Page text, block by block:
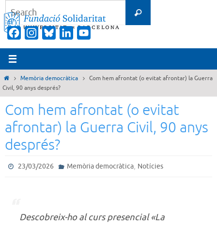
to
content
Search
FacebookInstagramBlueskyLinkedIn
Channel
HomeMemòria democràtica
Com hem afrontat (o evitat afrontar) la Guerra
Civil, 90 anys després?
Com hem afrontat (o evitat
afrontar) la Guerra Civil, 90 anys
després?
23/03/2026 Memòria democràtica, Notícies
Descobreix-ho al curs presencial «La